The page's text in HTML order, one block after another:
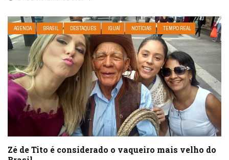
AGENDA BRASIL DESTAQUES IGUAÍ NOTÍCIAS TEMPO REAL
Zé de Tito é considerado o vaqueiro mais velho do